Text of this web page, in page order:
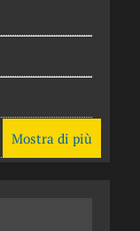
Mostra di più